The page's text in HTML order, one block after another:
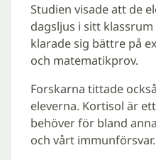
Studien visade att de
dagsljus i sitt
klarade sig bättre på
och matematikprov.
Forskarna tittade
eleverna. Kortisol är
behöver för bland
och vårt immunförsvar.